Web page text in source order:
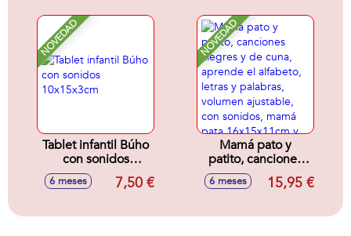
NOVEDAD
Tablet infantil Búho
con sonidos
10x15x3cm
6 meses 7,50 €
NOVEDAD
Mamá pato y
patito, canciones
alegres y de cuna,
aprende el
palabras, volumen
6 meses 15,95 €